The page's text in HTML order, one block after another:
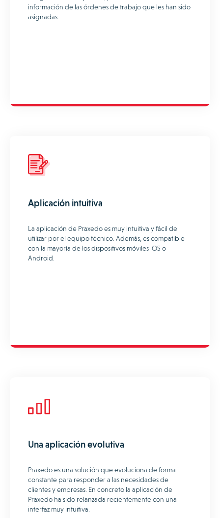
información de las órdenes de trabajo que les han sido
asignadas.
Aplicación intuitiva
La aplicación de Praxedo es muy intuitiva y fácil de
utilizar por el equipo técnico. Además, es compatible
con la mayoría de los dispositivos móviles iOS o
Android.
Una aplicación evolutiva
Praxedo es una solución que evoluciona de forma
constante para responder a las necesidades de
clientes y empresas. En concreto la aplicación de
Praxedo ha sido relanzada recientemente con una
interfaz muy intuitiva.